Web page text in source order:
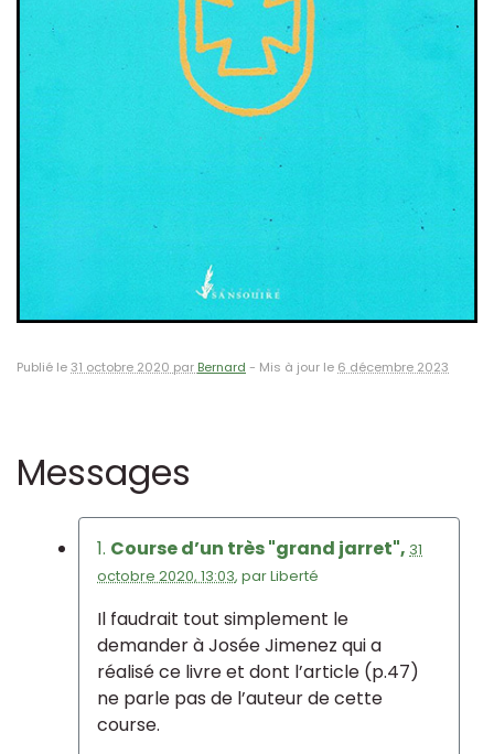
Publié le 31 octobre 2020 par Bernard - Mis à jour le 6 décembre 2023
Messages
1. Course d’un très "grand jarret", 31
octobre 2020, 13:03, parLiberté
Il faudrait tout simplement le
demander à Josée Jimenez qui a
réalisé ce livre et dont l’article (p.47)
ne parle pas de l’auteur de cette
course.